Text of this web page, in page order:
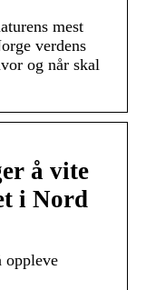
mest
verdens
og når skal
å vite
i Nord
oppleve